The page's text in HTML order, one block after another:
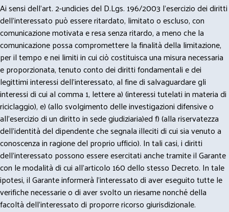
Ai sensi dell’art. 2-undicies del D.Lgs. 196/2003 l’esercizio dei diritti
dell’interessato può essere ritardato, limitato o escluso, con
comunicazione motivata e resa senza ritardo, a meno che la
comunicazione possa compromettere la finalità della limitazione,
per il tempo e nei limiti in cui ciò costituisca una misura necessaria
e proporzionata, tenuto conto dei diritti fondamentali e dei
legittimi interessi dell’interessato, al fine di salvaguardare gli
interessi di cui al comma 1, lettere a) (interessi tutelati in materia di
riciclaggio), e) (allo svolgimento delle investigazioni difensive o
all’esercizio di un diritto in sede giudiziaria)ed f) (alla riservatezza
dell’identità del dipendente che segnala illeciti di cui sia venuto a
conoscenza in ragione del proprio ufficio). In tali casi, i diritti
dell’interessato possono essere esercitati anche tramite il Garante
con le modalità di cui all’articolo 160 dello stesso Decreto. In tale
ipotesi, il Garante informerà l’interessato di aver eseguito tutte le
verifiche necessarie o di aver svolto un riesame nonché della
facoltà dell’interessato di proporre ricorso giurisdizionale.